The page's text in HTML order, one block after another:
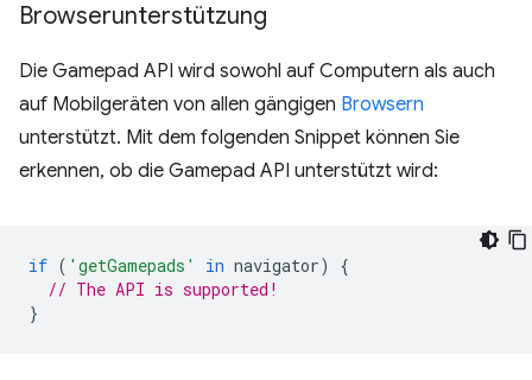
Browserunterstützung
Die Gamepad API wird sowohl auf Computern als auch
auf Mobilgeräten von allen gängigen Browsern
unterstützt. Mit dem folgenden Snippet können Sie
erkennen, ob die Gamepad API unterstützt wird:
if ( 'getGamepads' in navigator)
{
// The API is supported!
}